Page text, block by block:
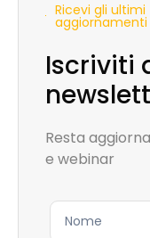
Ricevi gli ultimi
aggiornamenti
Iscriviti
Resta
e webinar